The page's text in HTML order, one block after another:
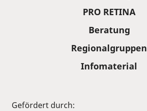
PRO RETINA
Beratung
Regionalgruppen
Infomaterial
Gefördert durch: